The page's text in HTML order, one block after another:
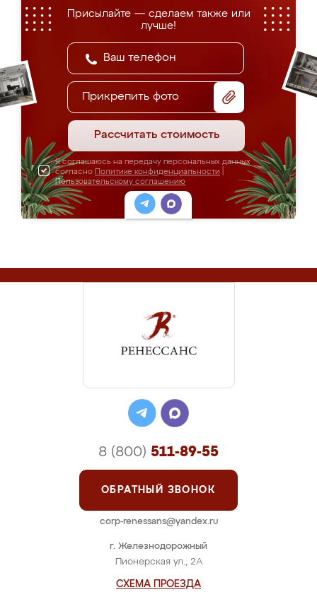
Присылайте — сделаем также или
лучше!
Прикрепить фото
Рассчитать стоимость
Я соглашаюсь на передачу персональных данных
согласно Политике конфиденциальности
Пользовательскому соглашению
г. Железнодорожный
Пионерская ул., 2А
СХЕМА ПРОЕЗДА
8 (800) 511-89-55
ОБРАТНЫЙ ЗВОНОК
corp-renessans@yandex.ru